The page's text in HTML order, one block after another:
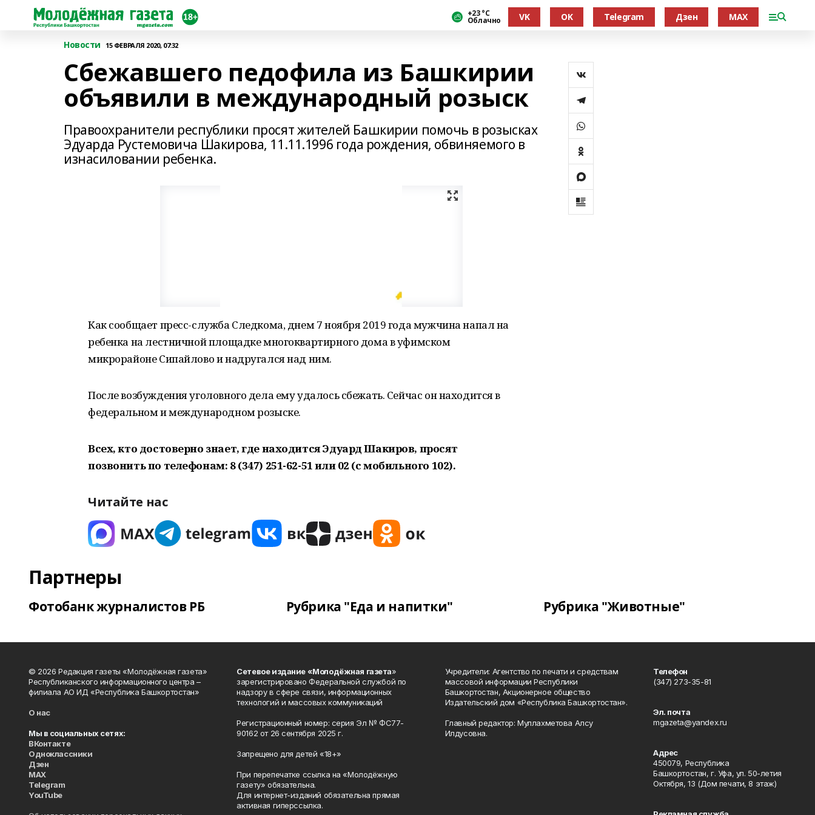
+23 °С
Облачно VK OK Telegram Дзен MAX
Новости 15 ФЕВРАЛЯ 2020, 07:32
Сбежавшего педофила из Башкирии
объявили в международный розыск
Правоохранители республики просят жителей Башкирии помочь в розысках
Эдуарда Рустемовича Шакирова, 11.11.1996 года рождения, обвиняемого в
изнасиловании ребенка.
Как сообщает пресс-служба Следкома, днем 7 ноября 2019 года мужчина напал на
ребенка на лестничной площадке многоквартирного дома в уфимском
микрорайоне Сипайлово и надругался над ним.
После возбуждения уголовного дела ему удалось сбежать. Сейчас он находится в
федеральном и международном розыске.
Всех, кто достоверно знает, где находится Эдуард Шакиров, просят
позвонить по телефонам: 8 (347) 251-62-51 или 02 (с мобильного 102).
Читайте нас
Партнеры
Фотобанк журналистов РБ Рубрика "Еда и напитки" Рубрика "Животные"
© 2026 Редакция газеты «Молодёжная газета»
Республиканского информационного центра –
филиала АО ИД «Республика Башкортостан»
О нас
Мы в социальных сетях:
ВКонтакте
Одноклассники
Дзен
MAX
Telegram
YouTube
Сетевое издание «Молодёжная газета»
зарегистрировано Федеральной службой по
надзору в сфере связи, информационных
технологий и массовых коммуникаций
Регистрационный номер: серия Эл № ФС77-
90162 от 26 сентября 2025 г.
Запрещено для детей «18+»
При перепечатке ссылка на «Молодёжную
газету» обязательна.
Для интернет-изданий обязательна прямая
активная гиперссылка.
Учредители: Агентство по печати и средствам
массовой информации Республики
Башкортостан, Акционерное общество
Издательский дом «Республика Башкортостан».
Главный редактор: Муллахметова Алсу
Илдусовна.
Телефон
(347) 273-35-81
Эл. почта
mgazeta@yandex.ru
Адрес
450079, Республика
Башкортостан, г. Уфа, ул. 50-летия
Октября, 13 (Дом печати, 8 этаж)